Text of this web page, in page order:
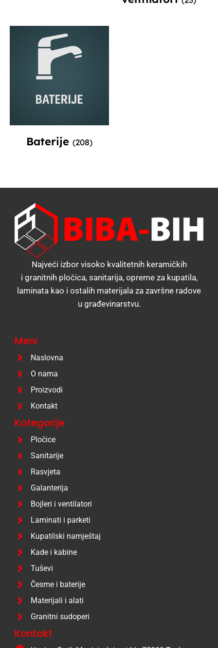
Baterije (208)
Najveći izbor visoko kvalitetnih keramičkih
i granitnih pločica, sanitarija, opreme za kupatila,
laminata kao i ostalih materijala za završne radove
u građevinarstvu.
Meni
Naslovna
O nama
Proizvodi
Kontakt
Kategorije
Pločice
Sanitarije
Rasvjeta
Galanterija
Bojleri i ventilatori
Laminati i parketi
Kupatilski namještaj
Kade i kabine
Tuševi
Česme i baterije
Materijali i alati
Granitni sudoperi
Kontakt